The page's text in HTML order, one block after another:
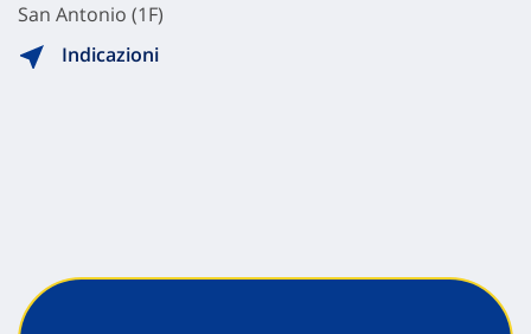
San Antonio (1F)
Indicazioni